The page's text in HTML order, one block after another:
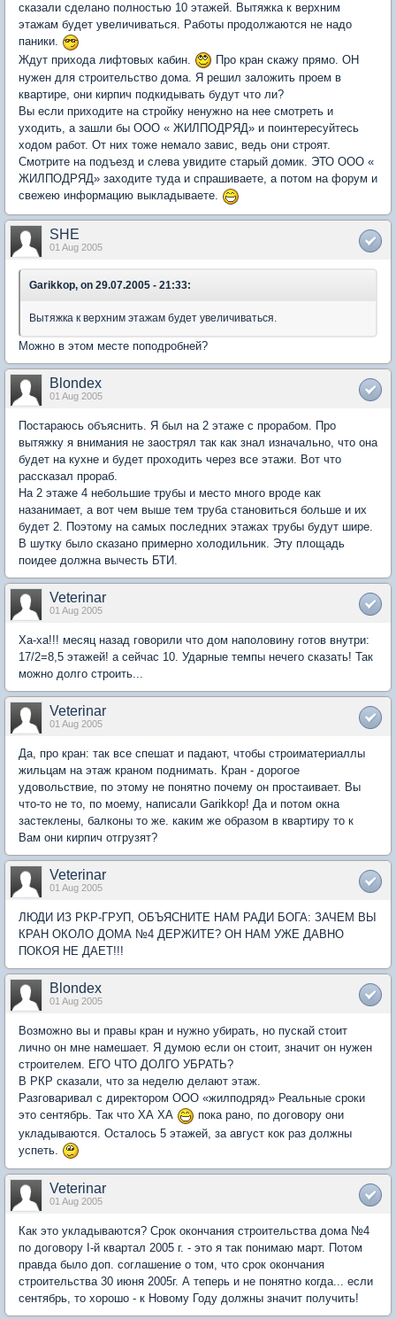
сказали сделано полностью 10 этажей. Вытяжка к верхним
этажам будет увеличиваться. Работы продолжаются не надо
паники.
Ждут прихода лифтовых кабин.
Про кран скажу прямо. ОН
нужен для строительство дома. Я решил заложить проем в
квартире, они кирпич подкидывать будут что ли?
Вы если приходите на стройку ненужно на нее смотреть и
уходить, а зашли бы ООО « ЖИЛПОДРЯД» и поинтересуйтесь
ходом работ. От них тоже немало завис, ведь они строят.
Смотрите на подъезд и слева увидите старый домик. ЭТО ООО «
ЖИЛПОДРЯД» заходите туда и спрашиваете, а потом на форум и
свежею информацию выкладываете.
SHE
01 Aug 2005
Garikkop, on 29.07.2005 - 21:33:
Вытяжка к верхним этажам будет увеличиваться.
Можно в этом месте поподробней?
Blondex
01 Aug 2005
Постараюсь объяснить. Я был на 2 этаже с прорабом. Про
вытяжку я внимания не заострял так как знал изначально, что она
будет на кухне и будет проходить через все этажи. Вот что
рассказал прораб.
На 2 этаже 4 небольшие трубы и место много вроде как
назанимает, а вот чем выше тем труба становиться больше и их
будет 2. Поэтому на самых последних этажах трубы будут шире.
В шутку было сказано примерно холодильник. Эту площадь
поидее должна вычесть БТИ.
Veterinar
01 Aug 2005
Ха-ха!!! месяц назад говорили что дом наполовину готов внутри:
17/2=8,5 этажей! а сейчас 10. Ударные темпы нечего сказать! Так
можно долго строить...
Veterinar
01 Aug 2005
Да, про кран: так все спешат и падают, чтобы строиматериаллы
жильцам на этаж краном поднимать. Кран - дорогое
удовольствие, по этому не понятно почему он простаивает. Вы
что-то не то, по моему, написали Garikkop! Да и потом окна
застеклены, балконы то же. каким же образом в квартиру то к
Вам они кирпич отгрузят?
Veterinar
01 Aug 2005
ЛЮДИ ИЗ РКР-ГРУП, ОБЪЯСНИТЕ НАМ РАДИ БОГА: ЗАЧЕМ ВЫ
КРАН ОКОЛО ДОМА №4 ДЕРЖИТЕ? ОН НАМ УЖЕ ДАВНО
ПОКОЯ НЕ ДАЕТ!!!
Blondex
01 Aug 2005
Возможно вы и правы кран и нужно убирать, но пускай стоит
лично он мне намешает. Я думою если он стоит, значит он нужен
строителем. ЕГО ЧТО ДОЛГО УБРАТЬ?
В РКР сказали, что за неделю делают этаж.
Разговаривал c директором ООО «жилподряд» Реальные сроки
это сентябрь. Так что ХА ХА
пока рано, по договору они
укладываются. Осталось 5 этажей, за август кок раз должны
успеть.
Veterinar
01 Aug 2005
Как это укладываются? Срок окончания строительства дома №4
по договору I-й квартал 2005 г. - это я так понимаю март. Потом
правда было доп. соглашение о том, что срок окончания
строительства 30 июня 2005г. А теперь и не понятно когда... если
сентябрь, то хорошо - к Новому Году должны значит получить!